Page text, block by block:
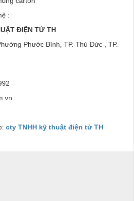
:
ĐIỆN TỬ TH
Phước Bình, TP. Thủ Đức , TP.
cty TNHH kỹ thuật điện tử TH